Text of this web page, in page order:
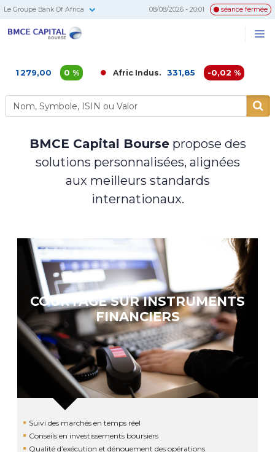
Le Groupe Bank Of Africa 08/08/2026 - 20:01 séance fermée
0 % Afric Indus. 331,85 -0,02 %
BMCE Capital Boursepropose des
solutions personnalisées, alignées
aux meilleurs standards
internationaux.
COURTAGE SUR INSTRUMENTS
FINANCIERS
Suivi des marchés en temps réel
Conseils en investissements boursiers
Qualité d’exécution et dénouement des opérations